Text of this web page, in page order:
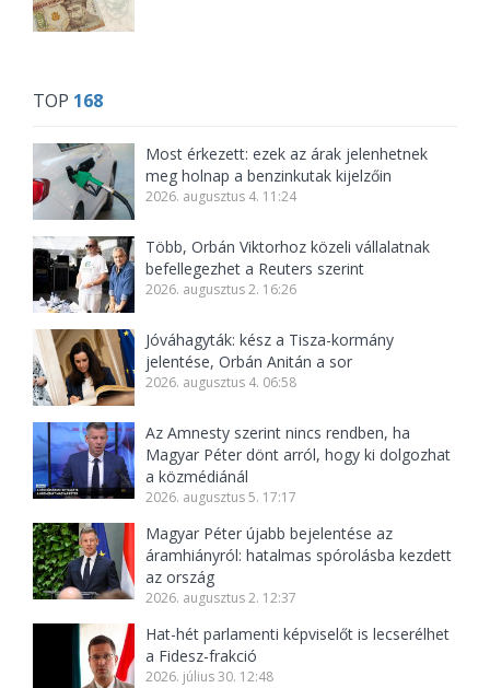
TOP 168
Most érkezett: ezek az árak jelenhetnek
meg holnap a benzinkutak kijelzőin
2026. augusztus 4. 11:24
Több, Orbán Viktorhoz közeli vállalatnak
befellegezhet a Reuters szerint
2026. augusztus 2. 16:26
Jóváhagyták: kész a Tisza-kormány
jelentése, Orbán Anitán a sor
2026. augusztus 4. 06:58
Az Amnesty szerint nincs rendben, ha
Magyar Péter dönt arról, hogy ki dolgozhat
a közmédiánál
2026. augusztus 5. 17:17
Magyar Péter újabb bejelentése az
áramhiányról: hatalmas spórolásba kezdett
az ország
2026. augusztus 2. 12:37
Hat-hét parlamenti képviselőt is lecserélhet
a Fidesz-frakció
2026. július 30. 12:48